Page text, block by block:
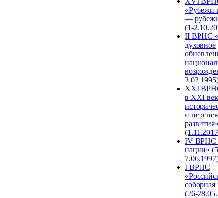
«Рубежи
—
(1-
II ВРНС
духовное
3.02.1995)
XХI
в XXI
и
развития»
IV ВРНС
нации»
7.06.1997)
I ВРНС
(26-